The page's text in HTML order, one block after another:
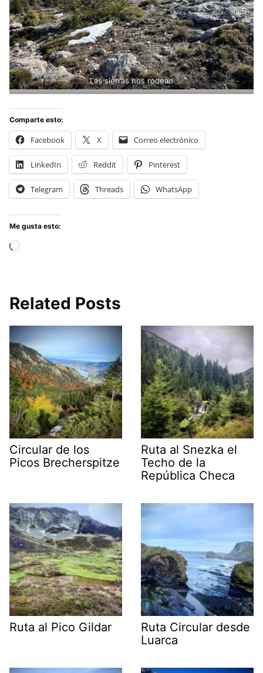
Las sierras nos rodean
Comparte esto:
Facebook X Correo electrónico
LinkedIn Reddit Pinterest
Telegram Threads WhatsApp
Me gusta esto:
Cargando...
Related Posts
Circular de los
Picos Brecherspitze
Ruta al Snezka el
Techo de la
República Checa
Ruta al Pico Gildar
Ruta Circular desde
Luarca